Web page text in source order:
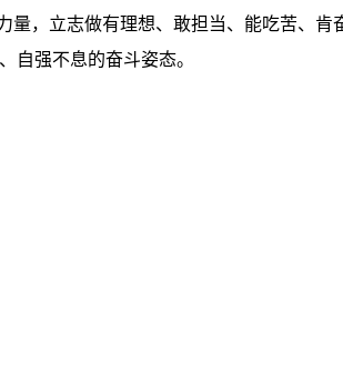
，立志做有理想、敢担当、能吃苦、肯
自强不息的奋斗姿态。